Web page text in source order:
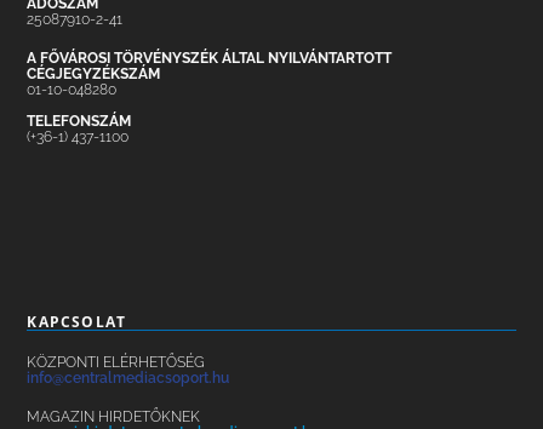
25087910-2-41
A FŐVÁROSI TÖRVÉNYSZÉK ÁLTAL NYILVÁNTARTOTT
CÉGJEGYZÉKSZÁM
01-10-048280
TELEFONSZÁM
(+36-1) 437-1100
KAPCSOLAT
KÖZPONTI ELÉRHETŐSÉG
info@centralmediacsoport.hu
MAGAZIN HIRDETŐKNEK